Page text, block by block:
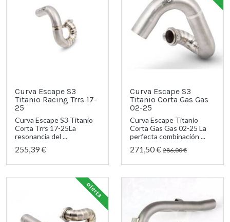
Curva Escape S3
Titanio Racing Trrs 17-
25
Curva Escape S3 Titanio
Corta Trrs 17-25La
resonancia del ...
255,39 €
Curva Escape S3
Titanio Corta Gas Gas
02-25
Curva Escape Titanio
Corta Gas Gas 02-25 La
perfecta combinación ...
271,50 € 286,00 €
oferta